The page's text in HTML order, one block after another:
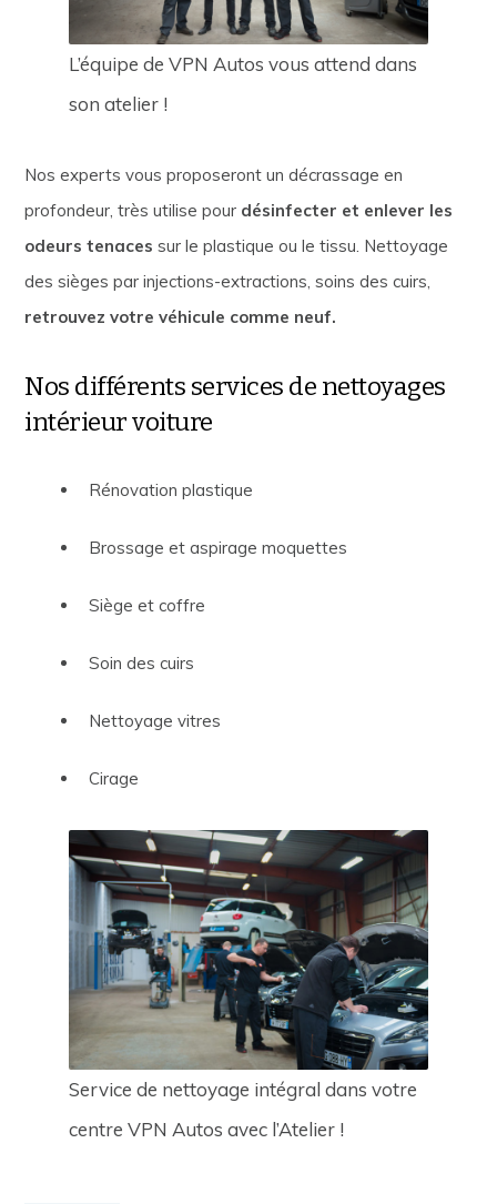
L’équipe de VPN Autos vous attend dans
son atelier !
Nos experts vous proposeront un décrassage en
profondeur, très utilise pour désinfecter et enlever les
odeurs tenaces sur le plastique ou le tissu. Nettoyage
des sièges par injections-extractions, soins des cuirs,
retrouvez votre véhicule comme neuf.
Nos différents services de nettoyages
intérieur voiture
Rénovation plastique
Brossage et aspirage moquettes
Siège et coffre
Soin des cuirs
Nettoyage vitres
Cirage
Service de nettoyage intégral dans votre
centre VPN Autos avec l’Atelier !